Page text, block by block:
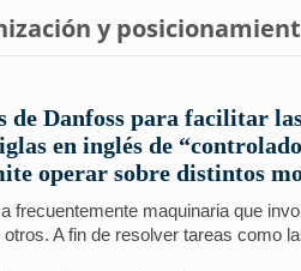
y
de Danfoss para facilitar
en inglés de
operar sobre distintos
frecuentemente maquinaria que
A fin de resolver tareas como